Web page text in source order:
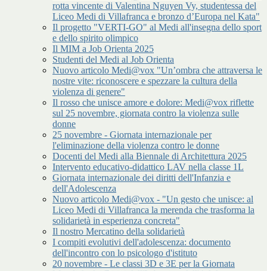
rotta vincente di Valentina Nguyen Vy, studentessa del
Liceo Medi di Villafranca e bronzo d’Europa nel Kata"
Il progetto "VERTI-GO" al Medi all'insegna dello sport
e dello spirito olimpico
Il MIM a Job Orienta 2025
Studenti del Medi al Job Orienta
Nuovo articolo Medi@vox "Un’ombra che attraversa le
nostre vite: riconoscere e spezzare la cultura della
violenza di genere"
Il rosso che unisce amore e dolore: Medi@vox riflette
sul 25 novembre, giornata contro la violenza sulle
donne
25 novembre - Giornata internazionale per
l'eliminazione della violenza contro le donne
Docenti del Medi alla Biennale di Architettura 2025
Intervento educativo-didattico LAV nella classe 1L
Giornata internazionale dei diritti dell'Infanzia e
dell'Adolescenza
Nuovo articolo Medi@vox - "Un gesto che unisce: al
Liceo Medi di Villafranca la merenda che trasforma la
solidarietà in esperienza concreta"
Il nostro Mercatino della solidarietà
I compiti evolutivi dell'adolescenza: documento
dell'incontro con lo psicologo d'istituto
20 novembre - Le classi 3D e 3E per la Giornata